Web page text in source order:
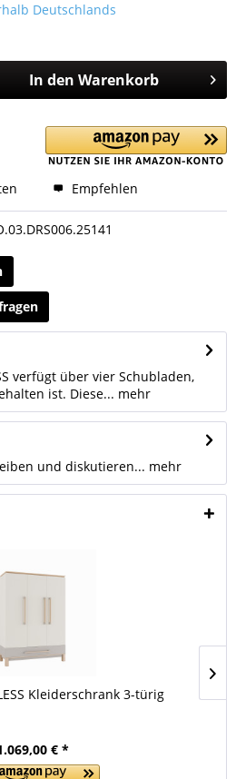
Deutschlands
In den Warenkorb
Empfehlen
verfügt über vier Schubladen,
ist. Diese... mehr
und diskutieren... mehr
Kleiderschrank 3-türig
€ *